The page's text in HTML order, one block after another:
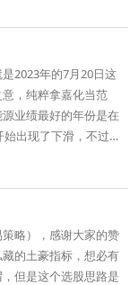
2023年的7月20日这
，纯粹拿嘉化当范
业绩最好的年份是在
出现了下滑，不过全
略），感谢大家的赞
的土豪指标，想必有
但是这个选股思路是